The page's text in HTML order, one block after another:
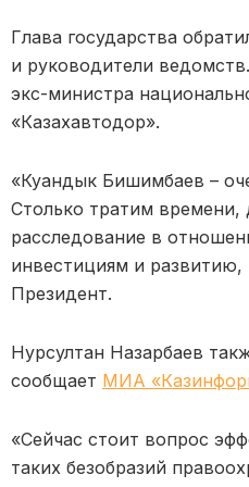
Глава государства
и руководители
экс-министра
«Казахавтодор».
«Куандык Бишимбаев –
Столько тратим времени,
расследование в
инвестициям и развитию,
Президент.
Нурсултан Назарбаев
сообщает МИА
«Сейчас стоит вопрос
таких безобразий